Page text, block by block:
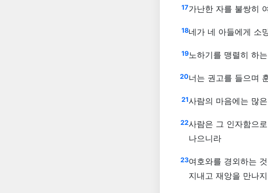
17가난한 자를 불쌍히
18네가 네 아들에게 소
19노하기를 맹렬히 하
20너는 권고를 들으며
21사람의 마음에는 많
22사람은 그 인자함으
나으니라
23여호와를 경외하는
지내고 재앙을 만나